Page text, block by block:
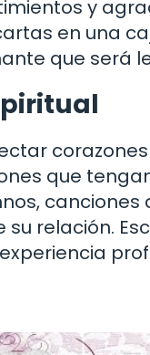
y
en una
que será
que
relación.